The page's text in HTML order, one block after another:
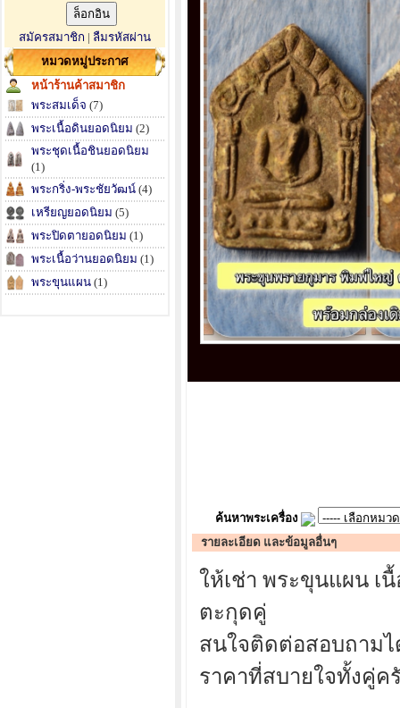
สมัครสมาชิก | ลืมรหัสผ่าน
หมวดหมู่ประกาศ
หน้าร้านค้าสมาชิก
พระสมเด็จ (7)
พระเนื้อดินยอดนิยม (2)
พระชุดเนื้อชินยอดนิยม
(1)
พระกริ่ง-พระชัยวัฒน์ (4)
เหรียญยอดนิยม (5)
พระปิดตายอดนิยม (1)
พระเนื้อว่านยอดนิยม (1)
พระขุนแผน (1)
ค้นหาพระเครื่อง
รายละเอียด และข้อมูลอื่นๆ
ให้เช่า พระขุนแผน
ตะกุดคู่
สนใจติดต่อสอบถามไ
ราคาที่สบายใจทั้งคู่ครั